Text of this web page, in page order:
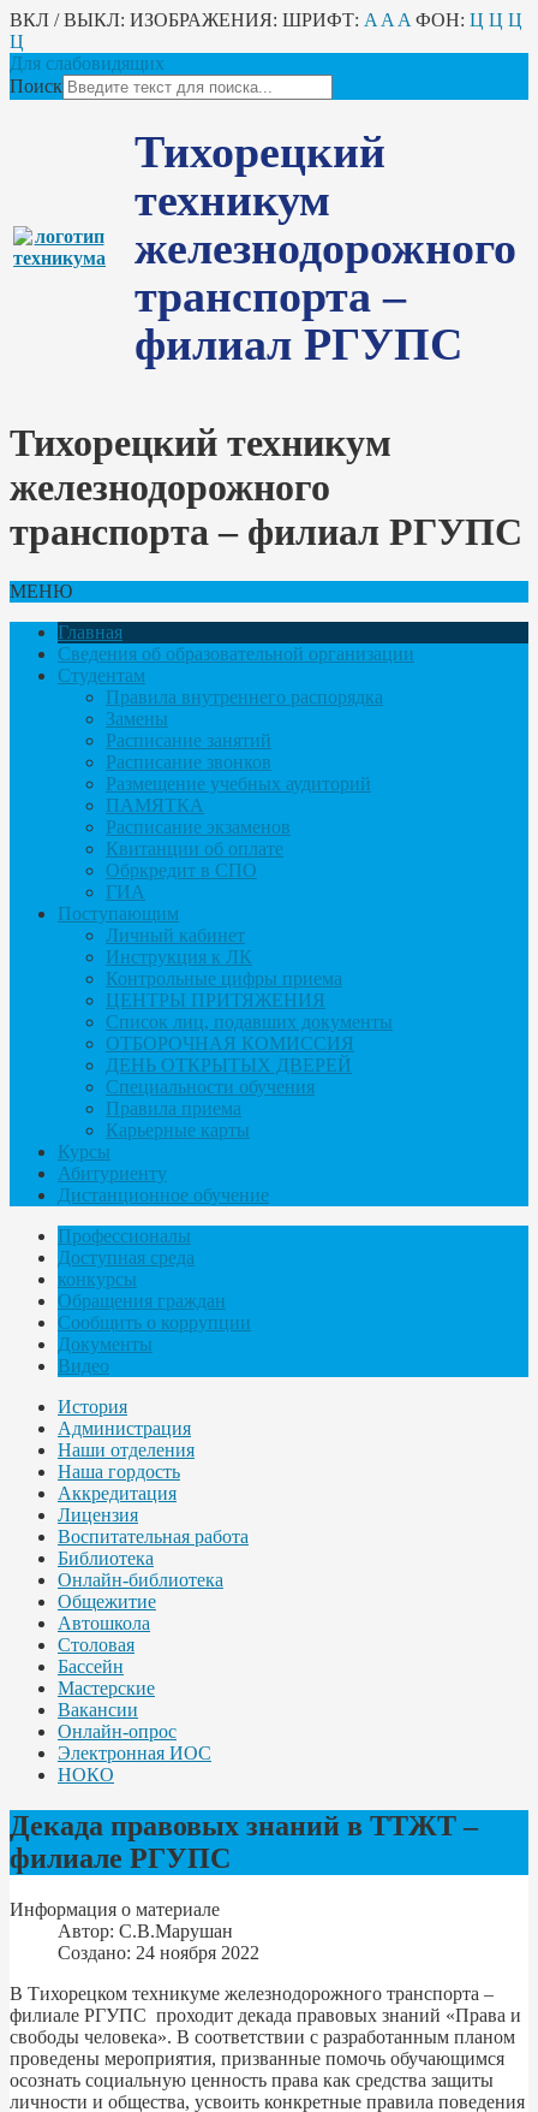
ВКЛ / ВЫКЛ: ИЗОБРАЖЕНИЯ: ШРИФТ: A A A ФОН: Ц Ц Ц
Ц
Для слабовидящих
Поиск
Тихорецкий
техникум
железнодорожного
транспорта –
филиал РГУПС
Тихорецкий техникум
железнодорожного
транспорта – филиал РГУПС
МЕНЮ
Главная
Сведения об образовательной организации
Студентам
Правила внутреннего распорядка
Замены
Расписание занятий
Расписание звонков
Размещение учебных аудиторий
ПАМЯТКА
Расписание экзаменов
Квитанции об оплате
Обркредит в СПО
ГИА
Поступающим
Личный кабинет
Инструкция к ЛК
Контрольные цифры приема
ЦЕНТРЫ ПРИТЯЖЕНИЯ
Список лиц, подавших документы
ОТБОРОЧНАЯ КОМИССИЯ
ДЕНЬ ОТКРЫТЫХ ДВЕРЕЙ
Специальности обучения
Правила приема
Карьерные карты
Курсы
Абитуриенту
Дистанционное обучение
Профессионалы
Доступная среда
конкурсы
Обращения граждан
Сообщить о коррупции
Документы
Видео
История
Администрация
Наши отделения
Наша гордость
Аккредитация
Лицензия
Воспитательная работа
Библиотека
Онлайн-библиотека
Общежитие
Автошкола
Столовая
Бассейн
Мастерские
Вакансии
Онлайн-опрос
Электронная ИОС
НОКО
Декада правовых знаний в ТТЖТ –
филиале РГУПС
Информация о материале
Автор: С.В.Марушан
Создано: 24 ноября 2022
В Тихорецком техникуме железнодорожного транспорта –
филиале РГУПС проходит декада правовых знаний «Права и
свободы человека». В соответствии с разработанным планом
проведены мероприятия, призванные помочь обучающимся
осознать социальную ценность права как средства защиты
личности и общества, усвоить конкретные правила поведения